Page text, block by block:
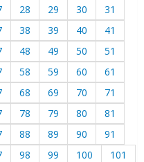
28 29 30
31
38 39 40
41
48 49 50
51
58 59 60
61
68 69 70
71
78 79 80
81
88 89 90
91
98 99 100
101